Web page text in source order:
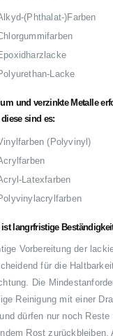
(Phthalat-)Farben
Lacke
und verzinkte Metalle
diese sind es:
(Polyvinyl)
Latexfarben
langrfristige
Vorbereitung der
für die
Die
Reinigung mit einer
dürfen nur noch
Rost